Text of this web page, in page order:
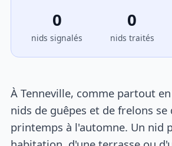
0
nids signalés
0
nids traités
À Tenneville, comme partout
nids de guêpes et de frelons
printemps à l'automne. Un nid